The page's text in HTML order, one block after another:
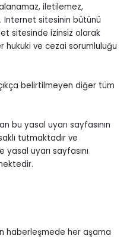
iletilemez,
Internet sitesinin bütünü
sitesinde izinsiz olarak
hukuki ve cezai sorumluluğu
belirtilmeyen diğer tüm
bu yasal uyarı sayfasının
tutmaktadır ve
yasal uyarı sayfasını
haberleşmede her aşama